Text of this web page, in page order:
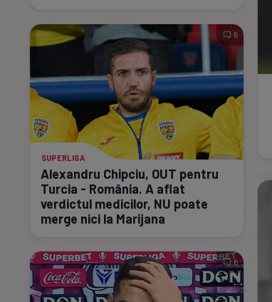
SUPERLIGA
Alexandru Chipciu, OUT pentru
Turcia - România. A aflat
verdictul medicilor, NU poate
merge nici la Marijana
6
6